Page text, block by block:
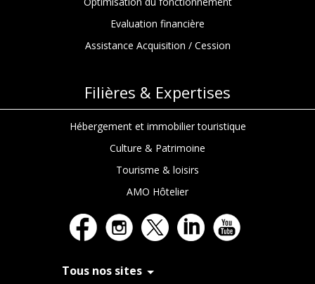
Evaluation financière
Assistance Acquisition / Cession
Filières & Expertises
Hébergement et immobilier touristique
Culture & Patrimoine
Tourisme & loisirs
AMO Hôtelier
Tous nos sites